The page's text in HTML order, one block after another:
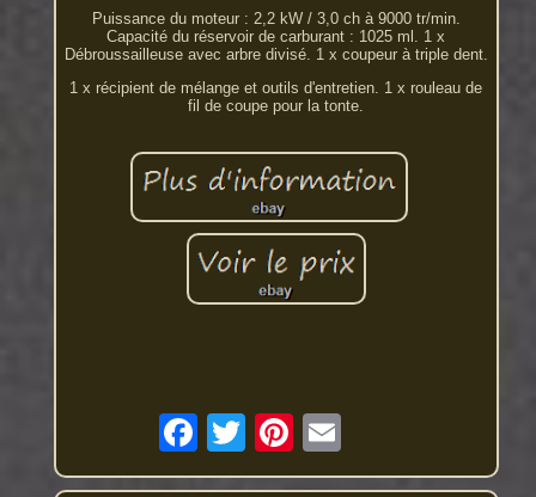
Puissance du moteur : 2,2 kW / 3,0 ch à 9000 tr/min.
Capacité du réservoir de carburant : 1025 ml. 1 x
Débroussailleuse avec arbre divisé. 1 x coupeur à triple dent.
1 x récipient de mélange et outils d'entretien. 1 x rouleau de
fil de coupe pour la tonte.